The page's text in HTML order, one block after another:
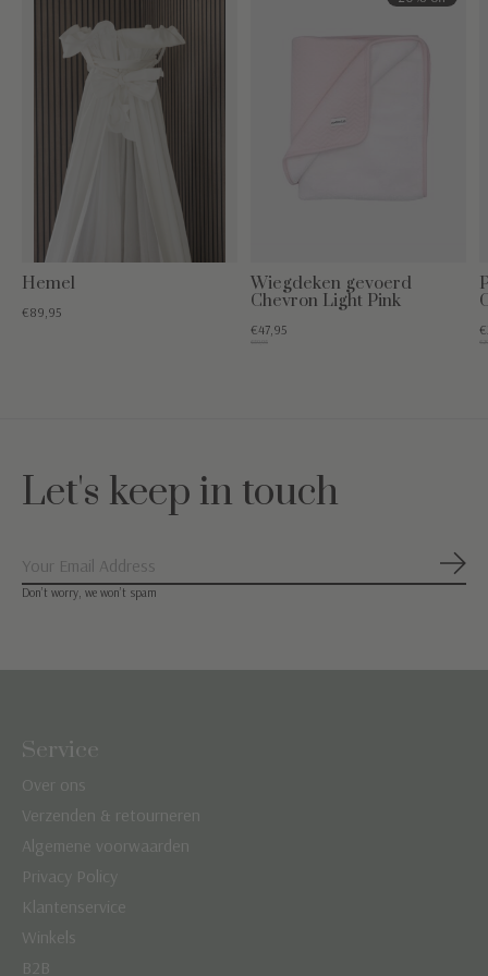
Hemel
€89,95
Wiegdeken gevoerd
Chevron Light Pink
€47,95
€59,95
Let's keep in touch
Don’t worry, we won’t spam
Service
Over ons
Verzenden & retourneren
Algemene voorwaarden
Privacy Policy
Klantenservice
Winkels
B2B